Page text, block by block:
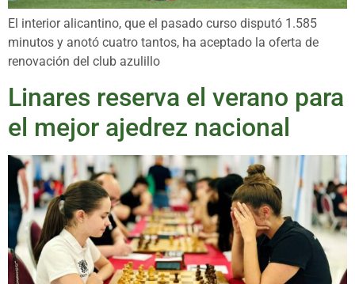
El interior alicantino, que el pasado curso disputó 1.585
minutos y anotó cuatro tantos, ha aceptado la oferta de
renovación del club azulillo
Linares reserva el verano para
el mejor ajedrez nacional